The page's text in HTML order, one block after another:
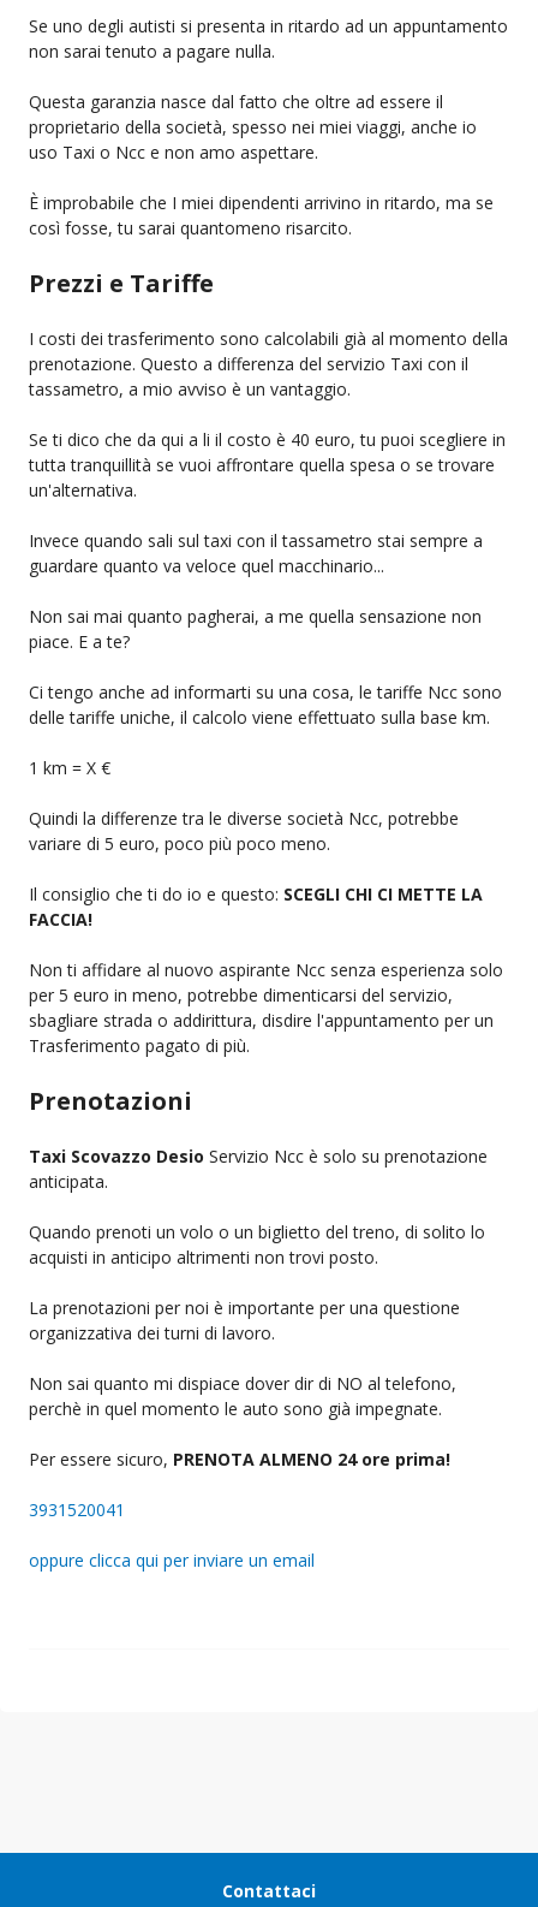
Se uno degli autisti si presenta in ritardo ad un appuntamento
non sarai tenuto a pagare nulla.
Questa garanzia nasce dal fatto che oltre ad essere il
proprietario della società, spesso nei miei viaggi, anche io
uso Taxi o Ncc e non amo aspettare.
È improbabile che I miei dipendenti arrivino in ritardo, ma se
così fosse, tu sarai quantomeno risarcito.
Prezzi e Tariffe
I costi dei trasferimento sono calcolabili già al momento della
prenotazione. Questo a differenza del servizio Taxi con il
tassametro, a mio avviso è un vantaggio.
Se ti dico che da qui a li il costo è 40 euro, tu puoi scegliere in
tutta tranquillità se vuoi affrontare quella spesa o se trovare
un'alternativa.
Invece quando sali sul taxi con il tassametro stai sempre a
guardare quanto va veloce quel macchinario...
Non sai mai quanto pagherai, a me quella sensazione non
piace. E a te?
Ci tengo anche ad informarti su una cosa, le tariffe Ncc sono
delle tariffe uniche, il calcolo viene effettuato sulla base km.
1 km = X €
Quindi la differenze tra le diverse società Ncc, potrebbe
variare di 5 euro, poco più poco meno.
Il consiglio che ti do io e questo: SCEGLI CHI CI METTE LA
FACCIA!
Non ti affidare al nuovo aspirante Ncc senza esperienza solo
per 5 euro in meno, potrebbe dimenticarsi del servizio,
sbagliare strada o addirittura, disdire l'appuntamento per un
Trasferimento pagato di più.
Prenotazioni
Taxi Scovazzo Desio Servizio Ncc è solo su prenotazione
anticipata.
Quando prenoti un volo o un biglietto del treno, di solito lo
acquisti in anticipo altrimenti non trovi posto.
La prenotazioni per noi è importante per una questione
organizzativa dei turni di lavoro.
Non sai quanto mi dispiace dover dir di NO al telefono,
perchè in quel momento le auto sono già impegnate.
Per essere sicuro, PRENOTA ALMENO 24 ore prima!
3931520041
oppure clicca qui per inviare un email
Contattaci